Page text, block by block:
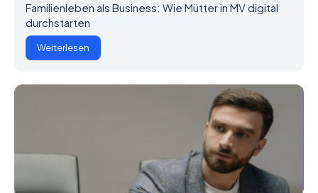
Familienleben als Business: Wie Mütter in MV digital
durchstarten
Weiterlesen